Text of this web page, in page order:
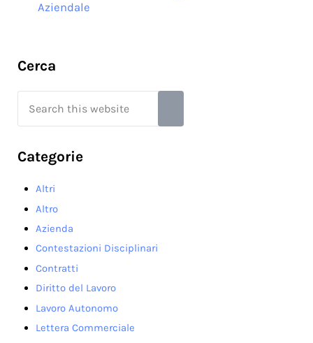
Aziendale
Sidebar
Cerca
Categorie
Altri
Altro
Azienda
Contestazioni Disciplinari
Contratti
Diritto del Lavoro
Lavoro Autonomo
Lettera Commerciale